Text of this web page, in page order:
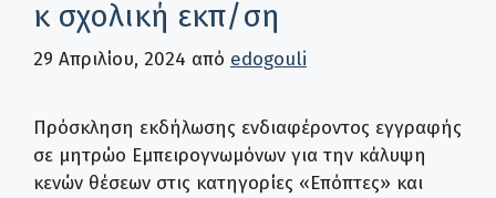
κ σχολική εκπ/ση
29 Απριλίου, 2024 από edogouli
Πρόσκληση εκδήλωσης ενδιαφέροντος εγγραφής
σε μητρώο Εμπειρογνωμόνων για την κάλυψη
κενών θέσεων στις κατηγορίες «Επόπτες» και